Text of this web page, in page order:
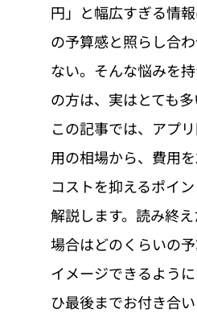
円」と幅広すぎる情
の予算感と照らし合
ない。そんな悩みを
の方は、実はとても多
この記事では、アプ
用の相場から、費用を
コストを抑えるポイ
解説します。読み終
場合はどのくらいの
イメージできるよう
ひ最後までお付き合い